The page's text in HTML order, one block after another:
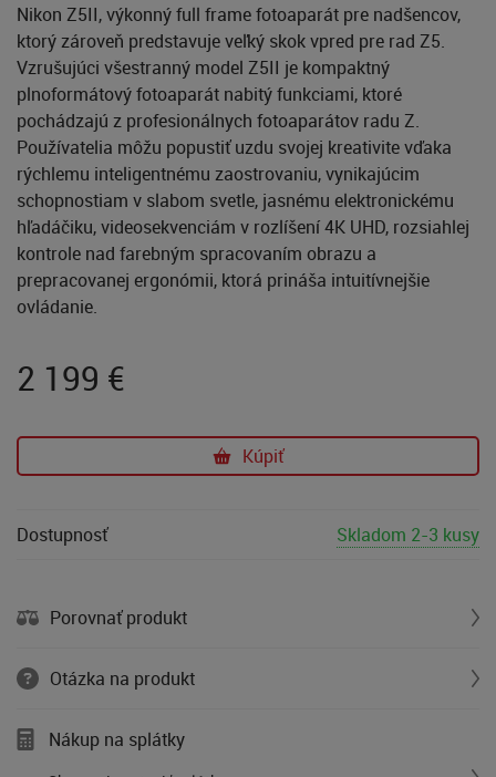
Nikon Z5II, výkonný full frame fotoaparát pre nadšencov,
ktorý zároveň predstavuje veľký skok vpred pre rad Z5.
Vzrušujúci všestranný model Z5II je kompaktný
plnoformátový fotoaparát nabitý funkciami, ktoré
pochádzajú z profesionálnych fotoaparátov radu Z.
Používatelia môžu popustiť uzdu svojej kreativite vďaka
rýchlemu inteligentnému zaostrovaniu, vynikajúcim
schopnostiam v slabom svetle, jasnému elektronickému
hľadáčiku, videosekvenciám v rozlíšení 4K UHD, rozsiahlej
kontrole nad farebným spracovaním obrazu a
prepracovanej ergonómii, ktorá prináša intuitívnejšie
ovládanie.
2 199 €
Kúpiť
Dostupnosť Skladom 2-3 kusy
Porovnať produkt
Otázka na produkt
Nákup na splátky